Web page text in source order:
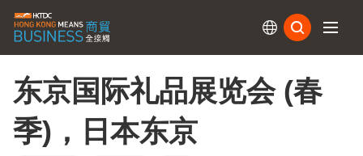
东京国际礼品展览会 (春
季)，日本东京